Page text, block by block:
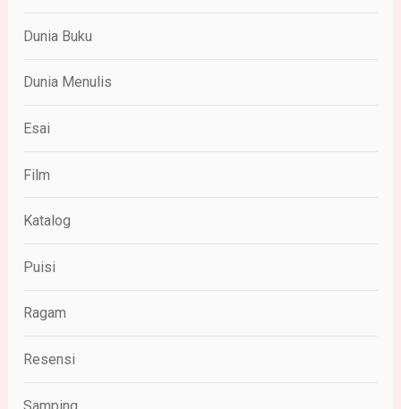
Dunia Buku
Dunia Menulis
Esai
Film
Katalog
Puisi
Ragam
Resensi
Samping